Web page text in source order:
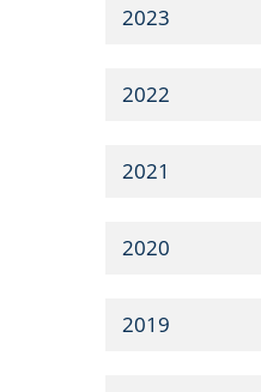
2023
2022
2021
2020
2019